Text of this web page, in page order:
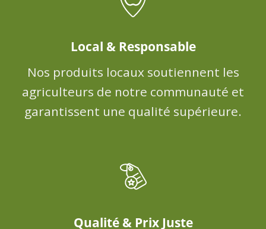
Local & Responsable
Nos produits locaux soutiennent les
agriculteurs de notre communauté et
garantissent une qualité supérieure.
Qualité & Prix Juste